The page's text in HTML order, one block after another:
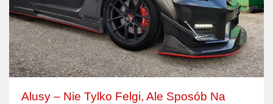
Alusy – Nie Tylko Felgi, Ale Sposób Na